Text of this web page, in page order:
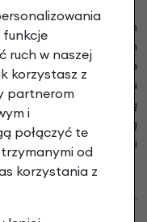
ramy z eleganckim
noska na przednim
sprawia, że idealnie
opadów deszczu
są dokładnie tą
czemu lakier i kolor są
wszystkie warunki
ruch w naszej
korzystasz z
partnerom
i
połączyć te
od
korzystania z